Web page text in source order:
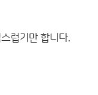
럽기만 합니다.